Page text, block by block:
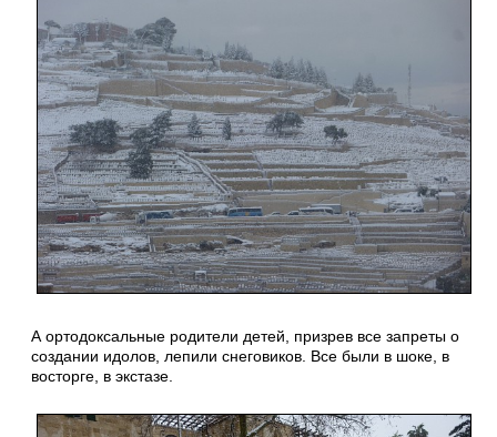
А ортодоксальные родители детей, призрев все запреты о
создании идолов, лепили снеговиков. Все были в шоке, в
восторге, в экстазе.